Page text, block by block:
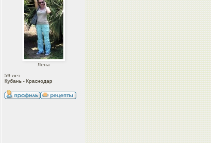
Лена
59 лет
Кубань - Краснодар